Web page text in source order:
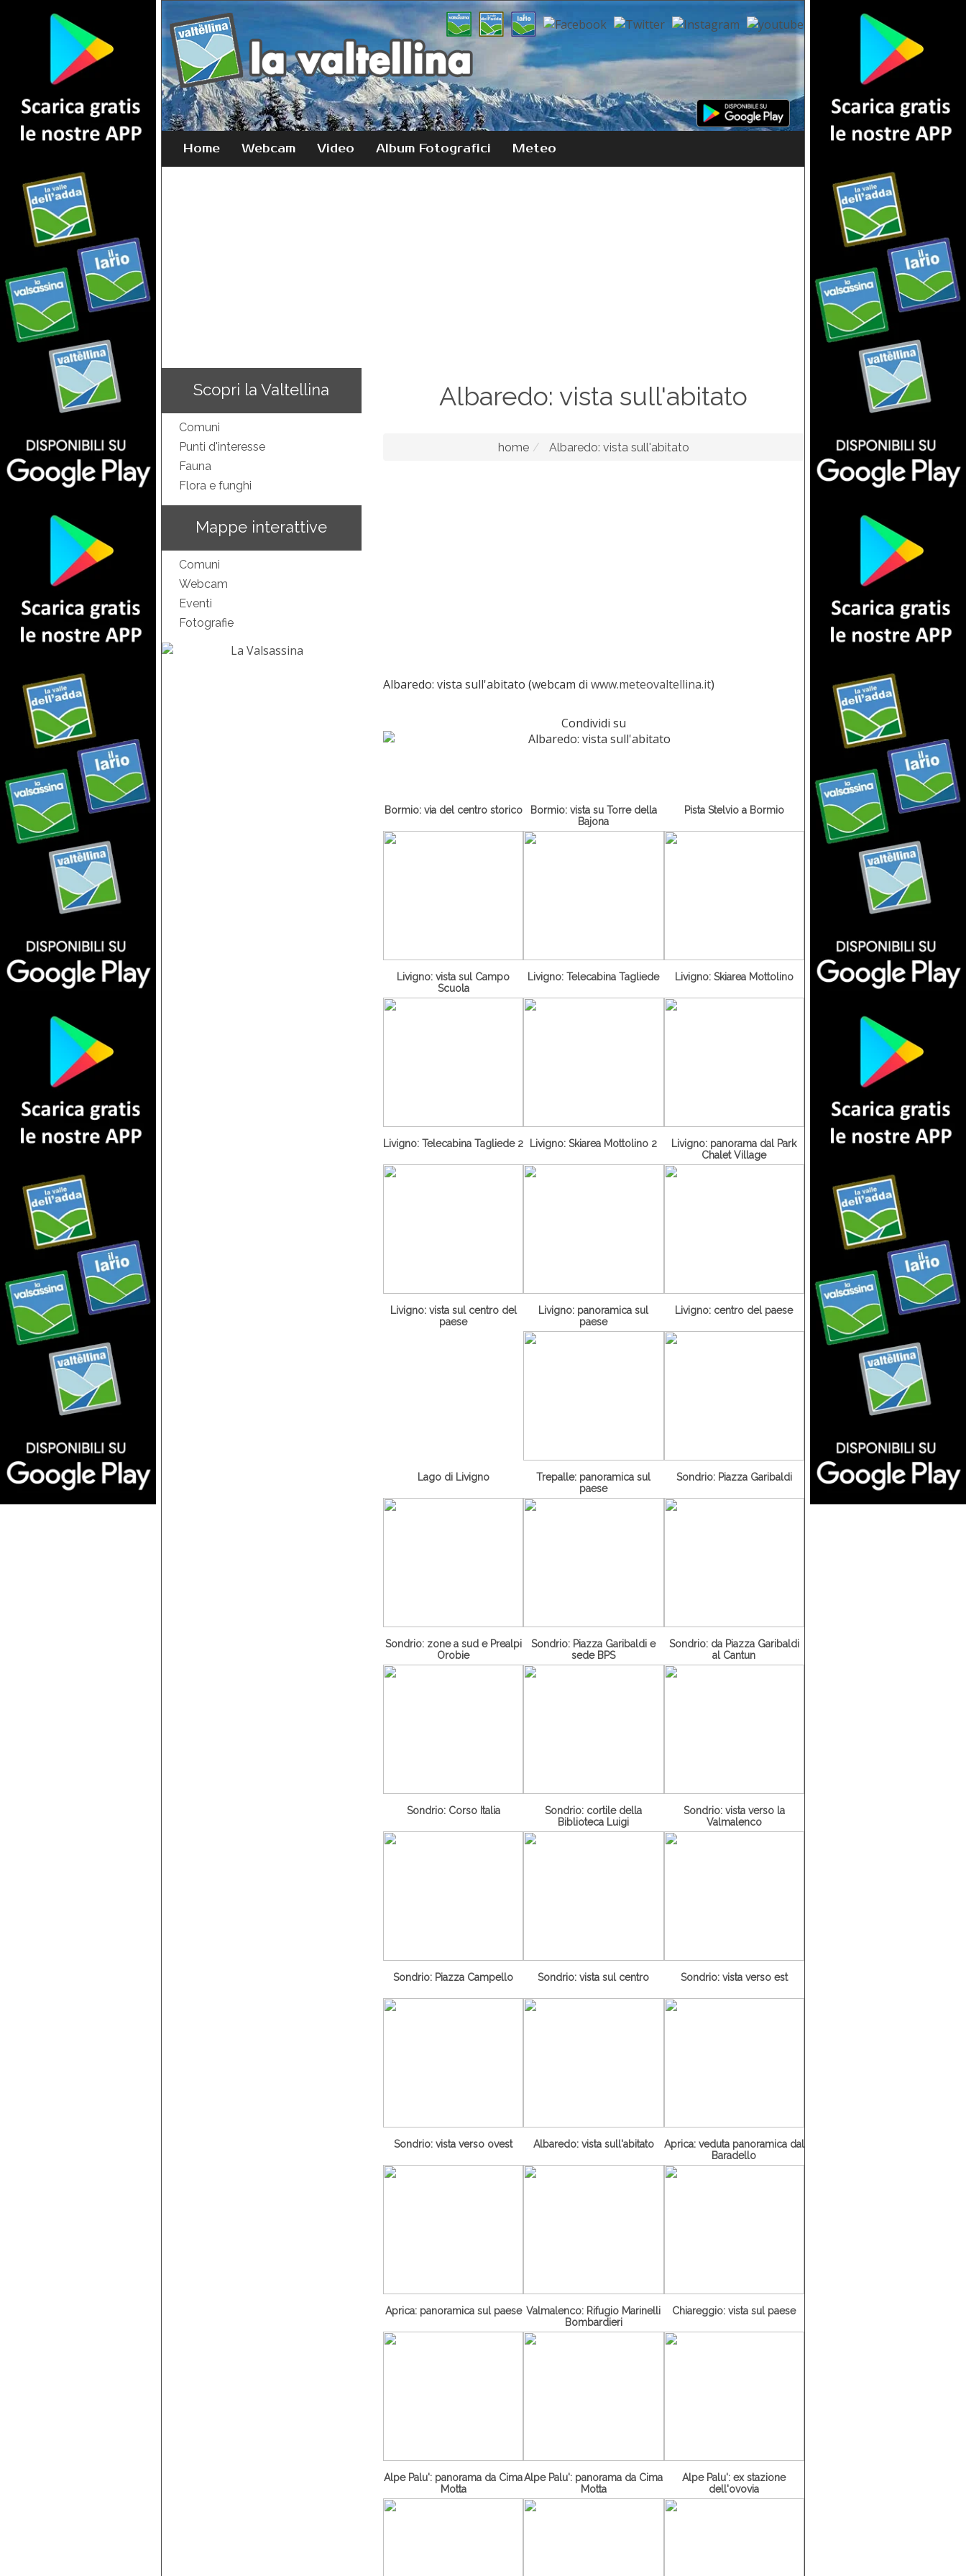
Home Webcam Video Album Fotografici Meteo
Scopri la Valtellina
Comuni
Punti d'interesse
Fauna
Flora e funghi
Mappe interattive
Comuni
Webcam
Eventi
Fotografie
Albaredo: vista sull'abitato
home Albaredo: vista sull'abitato
Albaredo: vista sull'abitato (webcam di www.meteovaltellina.it)
Condividi su
Bormio: via del centro storico
Bormio: vista su Torre della
Bajona
Pista Stelvio a Bormio
Livigno: vista sul Campo
Scuola
Livigno: Telecabina Tagliede Livigno: Skiarea Mottolino
Livigno: Telecabina Tagliede 2 Livigno: Skiarea Mottolino 2
Livigno: panorama dal Park
Chalet Village
Livigno: vista sul centro del
paese
Livigno: panoramica sul
paese
Livigno: centro del paese
Lago di Livigno
Trepalle: panoramica sul
paese
Sondrio: Piazza Garibaldi
Sondrio: zone a sud e Prealpi
Orobie
Sondrio: Piazza Garibaldi e
sede BPS
Sondrio: da Piazza Garibaldi
al Cantun
Sondrio: Corso Italia
Sondrio: cortile della
Biblioteca Luigi
Sondrio: vista verso la
Valmalenco
Sondrio: Piazza Campello Sondrio: vista sul centro Sondrio: vista verso est
Sondrio: vista verso ovest Albaredo: vista sull'abitato
Aprica: veduta panoramica dal
Baradello
Aprica: panoramica sul paese Valmalenco: Rifugio Marinelli
Bombardieri
Chiareggio: vista sul paese
Alpe Palu': panorama da Cima
Motta
Alpe Palu': panorama da Cima
Motta
Alpe Palu': ex stazione
dell'ovovia